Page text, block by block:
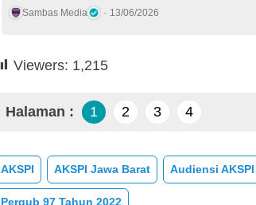
Sambas Media 13/06/2026
Viewers: 1,215
Halaman : 1 2 3 4
AKSPI AKSPI Jawa Barat Audiensi
Pergub 97 Tahun 2022